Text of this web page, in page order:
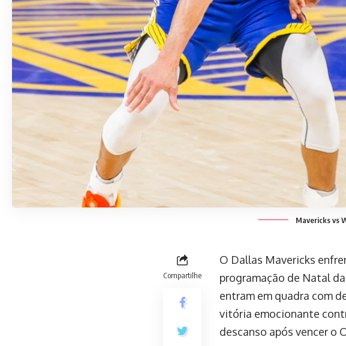
Mavericks vs
Compartilhe
O Dallas Mavericks
programação de Natal
entram em quadra com
vitória emocionante
descanso após vencer o